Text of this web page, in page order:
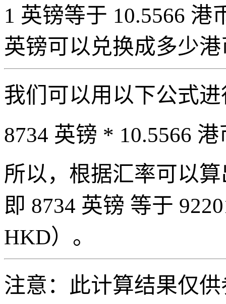
1 英镑等于 10.5566 港
英镑可以兑换成多少
我们可以用以下公式
8734 英镑 * 10.5566
所以，根据汇率可以算
即 8734 英镑 等于
HKD）。
注意：此计算结果仅